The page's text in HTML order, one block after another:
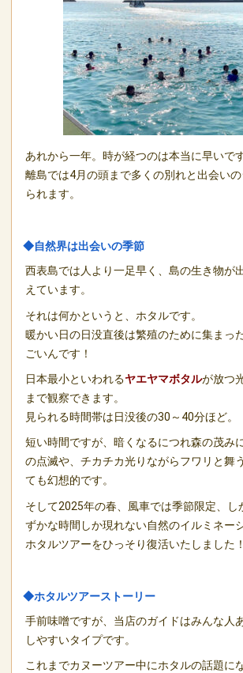
あれから一年。時が経つのは本当に早いです
離島では4月の頭まで多くの別れと出会い
られます。
◆自然界は出会いの季節
西表島では人より一足早く、島の生き物が
えています。
それは何かというと、ホタルです。
暖かい日の日没直後は繁殖のために集まっ
ごいんです！
日本最小といわれるヤエヤマボタルが放つ
まで観察できます。
見られる時間帯は日没後の30～40分ほど。
短い時間ですが、暗くなるにつれ森の茂み
の点滅や、チカチカ光りながらフワリと舞
ても幻想的です。
そして2025年の春、風車では季節限定、し
ずかな時間しか現れない自然のイルミネー
ホタルツアーをひっそり復活いたしました！
◆ホタルツアーストーリー
手前味噌ですが、当店のガイドはみんな人
しやすいタイプです。
これまでカヌーツアー中にホタルの話題に